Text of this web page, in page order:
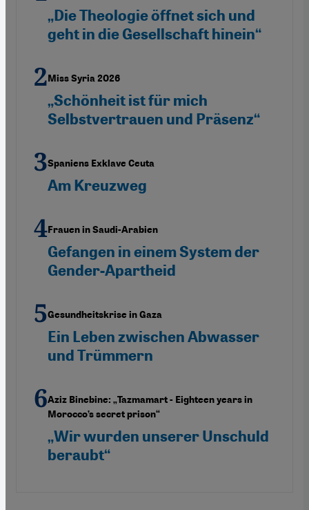
„Die Theologie öffnet sich und
geht in die Gesellschaft hinein“
Miss Syria 2026
„Schönheit ist für mich
Selbstvertrauen und Präsenz“
Spaniens Exklave Ceuta
Am Kreuzweg
Frauen in Saudi-Arabien
Gefangen in einem System der
Gender-Apartheid
Gesundheitskrise in Gaza
Ein Leben zwischen Abwasser
und Trümmern
Aziz Binebine: „Tazmamart - Eighteen years in
Morocco’s secret prison“
„Wir wurden unserer Unschuld
beraubt“